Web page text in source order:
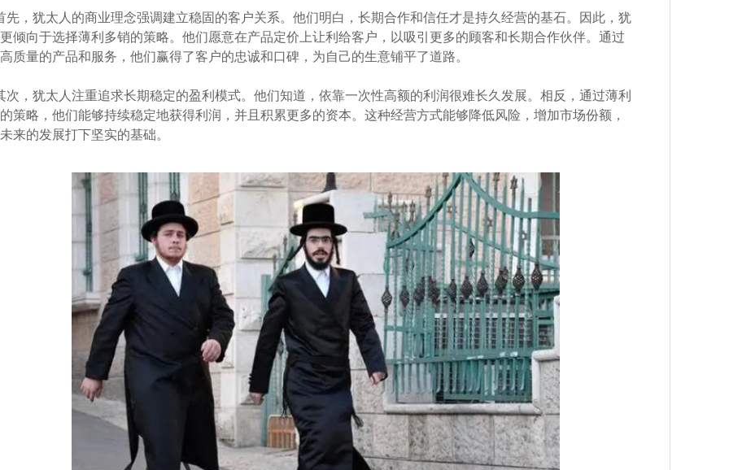
先，犹太人的商业理念强调建立稳固的客户关系。他们明白，长期合作和信任才是持久经营的基石。因此，犹
倾向于选择薄利多销的策略。他们愿意在产品定价上让利给客户，以吸引更多的顾客和长期合作伙伴。通过
质量的产品和服务，他们赢得了客户的忠诚和口碑，为自己的生意铺平了道路。
次，犹太人注重追求长期稳定的盈利模式。他们知道，依靠一次性高额的利润很难长久发展。相反，通过薄利
策略，他们能够持续稳定地获得利润，并且积累更多的资本。这种经营方式能够降低风险，增加市场份额，
来的发展打下坚实的基础。